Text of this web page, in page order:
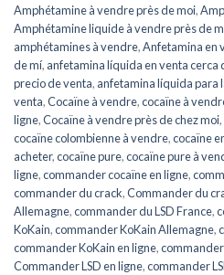
Amphétamine à vendre près de moi,
Amphétamine liquide à vendre près de
amphétamines à vendre,Anfetamina en
de mí, anfetamina líquida en venta cerca
precio de venta, anfetamina líquida para
venta,Cocaïne à vendre,cocaïne à
ligne,Cocaïne à vendre près de chez moi,
cocaïne colombienne à vendre,cocaïne
acheter,cocaïne pure,cocaïne pure à
ligne,commander cocaïne en ligne,
commander du crack,Commander du
Allemagne,commander du LSD France,
KoKain,commander KoKain Allemagne,
commander KoKain en ligne,
Commander LSD en ligne,commander